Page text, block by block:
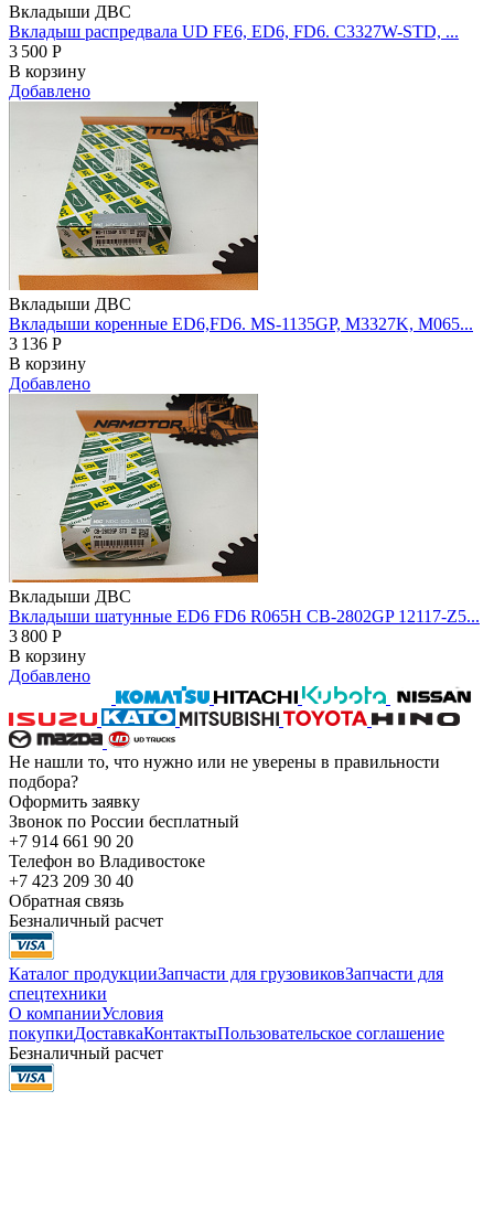
Вкладыши ДВС
Вкладыш распредвала UD FE6, ED6, FD6. C3327W-STD, ...
3 500 Р
В корзину
Добавлено
Вкладыши ДВС
Вкладыши коренные ED6,FD6. MS-1135GP, M3327K, M065...
3 136 Р
В корзину
Добавлено
Вкладыши ДВС
Вкладыши шатунные ED6 FD6 R065H CB-2802GP 12117-Z5...
3 800 Р
В корзину
Добавлено
Не нашли то, что нужно или не уверены в правильности
подбора?
Оформить заявку
Звонок по России бесплатный
+7 914 661 90 20
Телефон во Владивостоке
+7 423 209 30 40
Обратная связь
Безналичный расчет
Каталог продукцииЗапчасти для грузовиковЗапчасти для
спецтехники
О компанииУсловия
покупкиДоставкаКонтактыПользовательское соглашение
Безналичный расчет